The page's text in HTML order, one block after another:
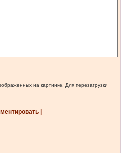
на картинке. Для перезагрузки
|